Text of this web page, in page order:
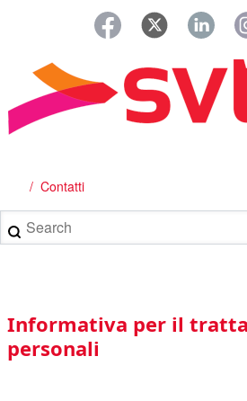
principale
Briciole
di
pane
Contatti
Search
Main
navigation
Informativa per il
personali